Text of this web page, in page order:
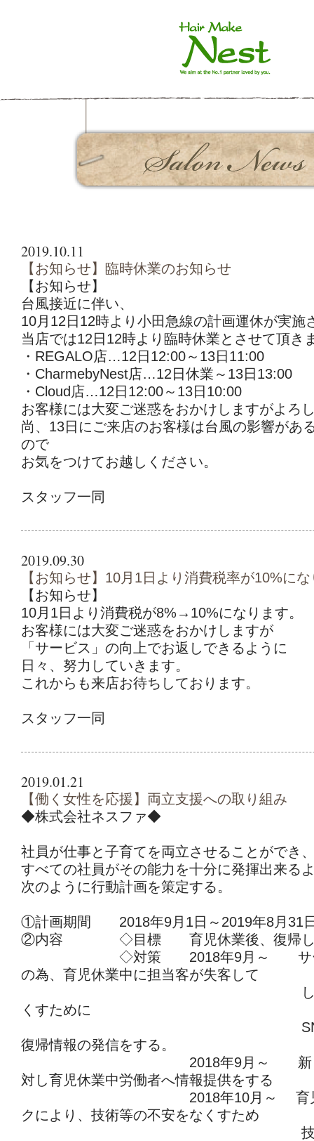
2019.10.11
【お知らせ】臨時休業のお知らせ
【お知らせ】
台風接近に伴い、
10月12日12時より小田急線の計画運休が実施
当店では12日12時より臨時休業とさせて頂き
・REGALO店…12日12:00～13日11:00
・CharmebyNest店…12日休業～13日13:00
・Cloud店…12日12:00～13日10:00
お客様には大変ご迷惑をおかけしますがよろ
尚、13日にご来店のお客様は台風の影響があ
ので
お気をつけてお越しください。
スタッフ一同
2019.09.30
【お知らせ】10月1日より消費税率が10%に
【お知らせ】
10月1日より消費税が8%→10%になります。
お客様には大変ご迷惑をおかけしますが
「サービス」の向上でお返しできるように
日々、努力していきます。
これからも来店お待ちしております。
スタッフ一同
2019.01.21
【働く女性を応援】両立支援への取り組み
◆株式会社ネスファ◆
社員が仕事と子育てを両立させることができ
すべての社員がその能力を十分に発揮出来る
次のように行動計画を策定する。
①計画期間 2018年9月1日～2019年8月31
②内容 ◇目標 育児休業後、復帰しや
◇対策 2018年9月～ サービ
の為、育児休業中に担当客が失客して
しまいやすい
くすために
SNS・DM等
復帰情報の発信をする。
2018年9月～ 新しく変
対し育児休業中労働者へ情報提供をする
2018年10月～ 育児休業
クにより、技術等の不安をなくすため
技術講習会・